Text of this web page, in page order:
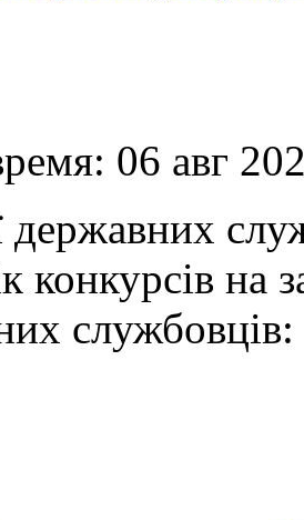
06 авг
державних
конкурсів на
службовців: